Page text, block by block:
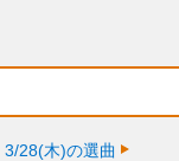
3/28(木)の選曲